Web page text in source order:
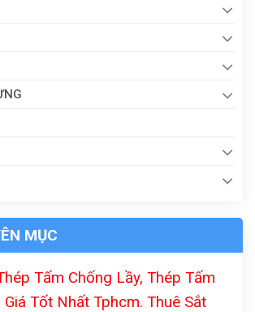
MỤC
Tấm Chống Lầy, Thép Tấm
Tốt Nhất Tphcm. Thuê Sắt